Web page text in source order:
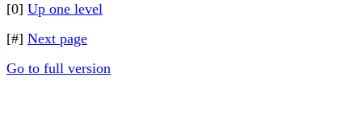
[0] Up one level
[#] Next page
Go to full version